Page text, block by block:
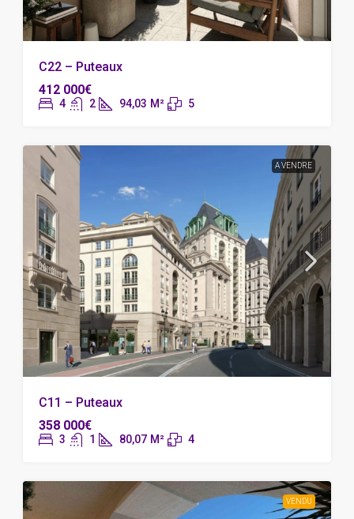
C22 – Puteaux
412 000€
4 2 94,03 M² 5
A VENDRE
C11 – Puteaux
358 000€
3 1 80,07 M² 4
VENDU